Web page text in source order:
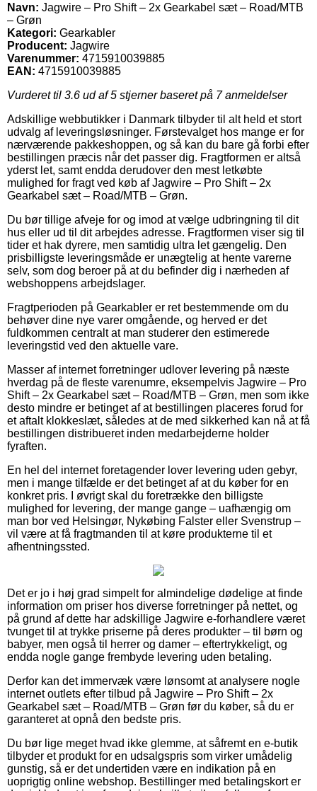
Navn: Jagwire – Pro Shift – 2x Gearkabel sæt – Road/MTB
– Grøn
Kategori: Gearkabler
Producent: Jagwire
Varenummer: 4715910039885
EAN: 4715910039885
Vurderet til 3.6 ud af 5 stjerner baseret på 7anmeldelser
Adskillige webbutikker i Danmark tilbyder til alt held et stort
udvalg af leveringsløsninger. Førstevalget hos mange er for
nærværende pakkeshoppen, og så kan du bare gå forbi efter
bestillingen præcis når det passer dig. Fragtformen er altså
yderst let, samt endda derudover den mest letkøbte
mulighed for fragt ved køb af Jagwire – Pro Shift – 2x
Gearkabel sæt – Road/MTB – Grøn.
Du bør tillige afveje for og imod at vælge udbringning til dit
hus eller ud til dit arbejdes adresse. Fragtformen viser sig til
tider et hak dyrere, men samtidig ultra let gængelig. Den
prisbilligste leveringsmåde er unægtelig at hente varerne
selv, som dog beroer på at du befinder dig i nærheden af
webshoppens arbejdslager.
Fragtperioden på Gearkabler er ret bestemmende om du
behøver dine nye varer omgående, og herved er det
fuldkommen centralt at man studerer den estimerede
leveringstid ved den aktuelle vare.
Masser af internet forretninger udlover levering på næste
hverdag på de fleste varenumre, eksempelvis Jagwire – Pro
Shift – 2x Gearkabel sæt – Road/MTB – Grøn, men som ikke
desto mindre er betinget af at bestillingen placeres forud for
et aftalt klokkeslæt, således at de med sikkerhed kan nå at få
bestillingen distribueret inden medarbejderne holder
fyraften.
En hel del internet foretagender lover levering uden gebyr,
men i mange tilfælde er det betinget af at du køber for en
konkret pris. I øvrigt skal du foretrække den billigste
mulighed for levering, der mange gange – uafhængig om
man bor ved Helsingør, Nykøbing Falster eller Svenstrup –
vil være at få fragtmanden til at køre produkterne til et
afhentningssted.
Det er jo i høj grad simpelt for almindelige dødelige at finde
information om priser hos diverse forretninger på nettet, og
på grund af dette har adskillige Jagwire e-forhandlere været
tvunget til at trykke priserne på deres produkter – til børn og
babyer, men også til herrer og damer – eftertrykkeligt, og
endda nogle gange frembyde levering uden betaling.
Derfor kan det immervæk være lønsomt at analysere nogle
internet outlets efter tilbud på Jagwire – Pro Shift – 2x
Gearkabel sæt – Road/MTB – Grøn før du køber, så du er
garanteret at opnå den bedste pris.
Du bør lige meget hvad ikke glemme, at såfremt en e-butik
tilbyder et produkt for en udsalgspris som virker umådelig
gunstig, så er det undertiden være en indikation på en
uoprigtig online webshop. Bestillinger med betalingskort er